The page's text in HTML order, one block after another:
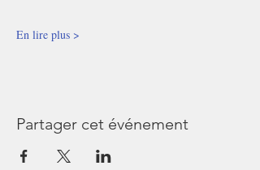
En lire plus >
Partager cet événement